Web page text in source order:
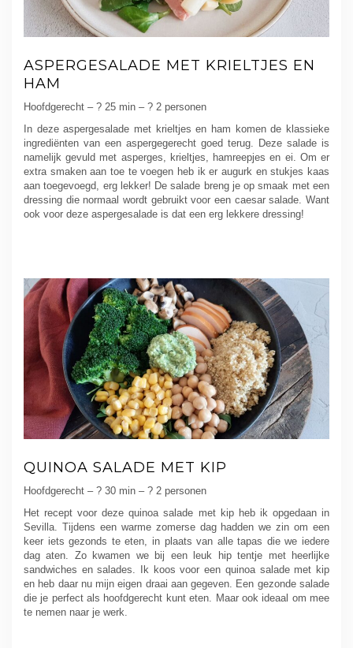
ASPERGESALADE MET KRIELTJES EN
HAM
Hoofdgerecht – ? 25 min – ? 2 personen
In deze aspergesalade met krieltjes en ham komen de klassieke
ingrediënten van een aspergegerecht goed terug. Deze salade is
namelijk gevuld met asperges, krieltjes, hamreepjes en ei. Om er
extra smaken aan toe te voegen heb ik er augurk en stukjes kaas
aan toegevoegd, erg lekker! De salade breng je op smaak met een
dressing die normaal wordt gebruikt voor een caesar salade. Want
ook voor deze aspergesalade is dat een erg lekkere dressing!
QUINOA SALADE MET KIP
Hoofdgerecht – ? 30 min – ? 2 personen
Het recept voor deze quinoa salade met kip heb ik opgedaan in
Sevilla. Tijdens een warme zomerse dag hadden we zin om een
keer iets gezonds te eten, in plaats van alle tapas die we iedere
dag aten. Zo kwamen we bij een leuk hip tentje met heerlijke
sandwiches en salades. Ik koos voor een quinoa salade met kip
en heb daar nu mijn eigen draai aan gegeven. Een gezonde salade
die je perfect als hoofdgerecht kunt eten. Maar ook ideaal om mee
te nemen naar je werk.